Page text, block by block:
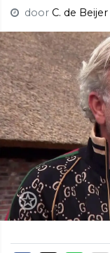
door C. de Beijer